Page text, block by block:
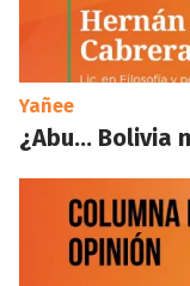
Yañee
¿Abu… Bolivia